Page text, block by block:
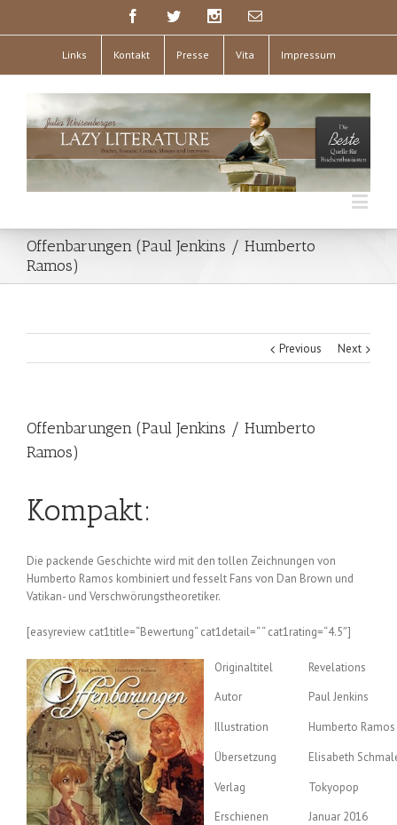
Links Kontakt Presse Vita Impressum
Offenbarungen (Paul Jenkins / Humberto
Ramos)
Previous Next
Offenbarungen (Paul Jenkins / Humberto
Ramos)
Kompakt:
Die packende Geschichte wird mit den tollen Zeichnungen von
Humberto Ramos kombiniert und fesselt Fans von Dan Brown und
Vatikan- und Verschwörungstheoretiker.
[easyreview cat1title=“Bewertung“ cat1detail=“ “ cat1rating=“4.5″]
Originaltitel
Revelations
Autor
Paul Jenkins
Illustration
Humberto Ramos
Übersetzung
Elisabeth
Verlag
Tokyopop
Erschienen
Januar 2016